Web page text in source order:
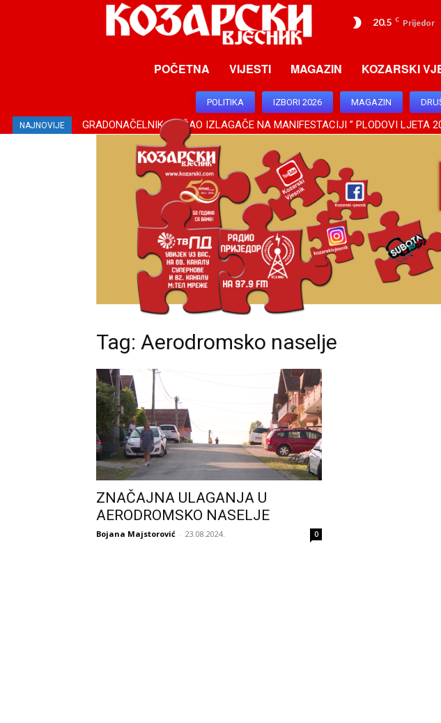
20.5 C Prijedor
POČETNA VIJESTI MAGAZIN KOZARSKI
POLITIKA IZBORI 2026 MAGAZIN
NAJNOVIJE GRADONAČELNIK OBIŠAO IZLAGAČE NA MANIFESTACIJI ” PLODOVI LJETA
Tag: Aerodromsko naselje
ZNAČAJNA ULAGANJA U
AERODROMSKO NASELJE
Bojana Majstorović - 23.08.2024. 0